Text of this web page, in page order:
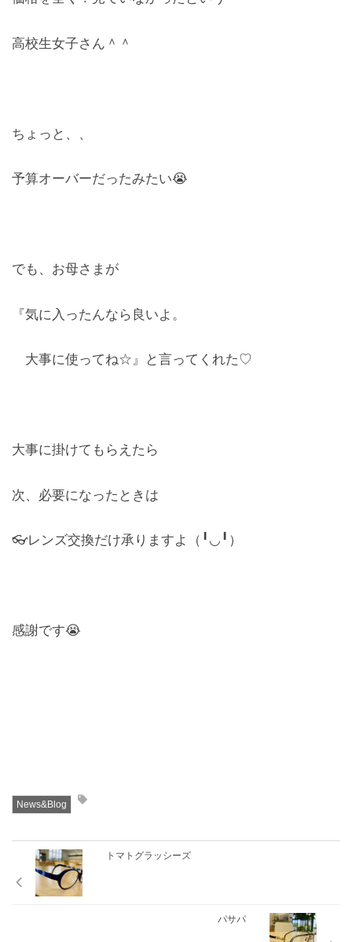
高校生女子さん＾＾
ちょっと、、
予算オーバーだったみたい😭
でも、お母さまが
『気に入ったんなら良いよ。
大事に使ってね☆』と言ってくれた♡
大事に掛けてもらえたら
次、必要になったときは
👓レンズ交換だけ承りますよ（╹◡╹）
感謝です😭
News&Blog
トマトグラッシーズ
パサパ